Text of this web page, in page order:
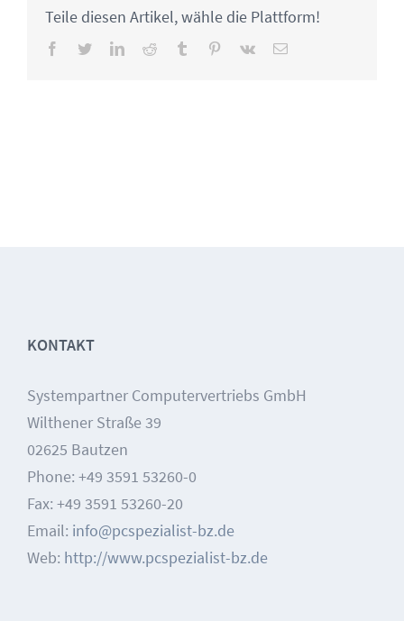
Teile diesen Artikel, wähle die Plattform!
Facebook
TwitterLinkedInReddit Tumblr Pinterest
Vk Email
KONTAKT
Systempartner Computervertriebs GmbH
Wilthener Straße 39
02625 Bautzen
Phone: +49 3591 53260-0
Fax: +49 3591 53260-20
Email: info@pcspezialist-bz.de
Web: http://www.pcspezialist-bz.de